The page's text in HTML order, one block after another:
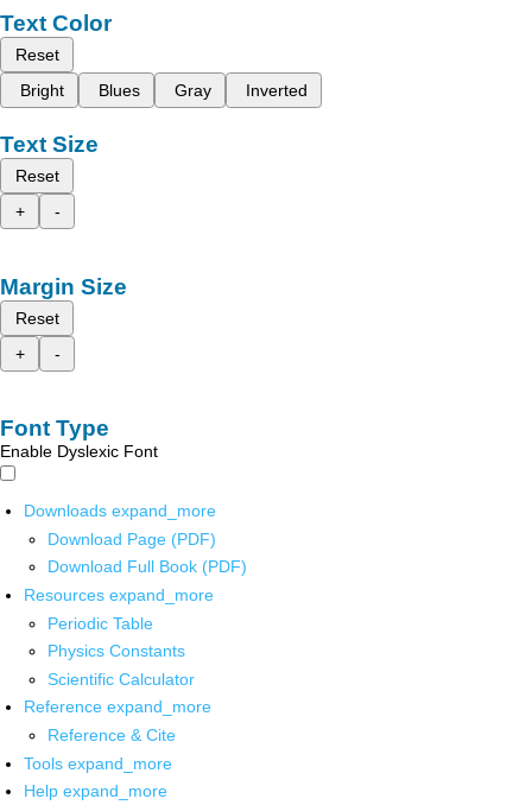
Text Color
Reset
Bright
Blues Gray Inverted
Text Size
Reset
+
-
Margin Size
Reset
+
-
Font Type
Enable Dyslexic Font
Downloads expand_more
Download Page (PDF)
Download Full Book (PDF)
Resources expand_more
Periodic Table
Physics Constants
Scientific Calculator
Reference expand_more
Reference & Cite
Tools expand_more
Help expand_more